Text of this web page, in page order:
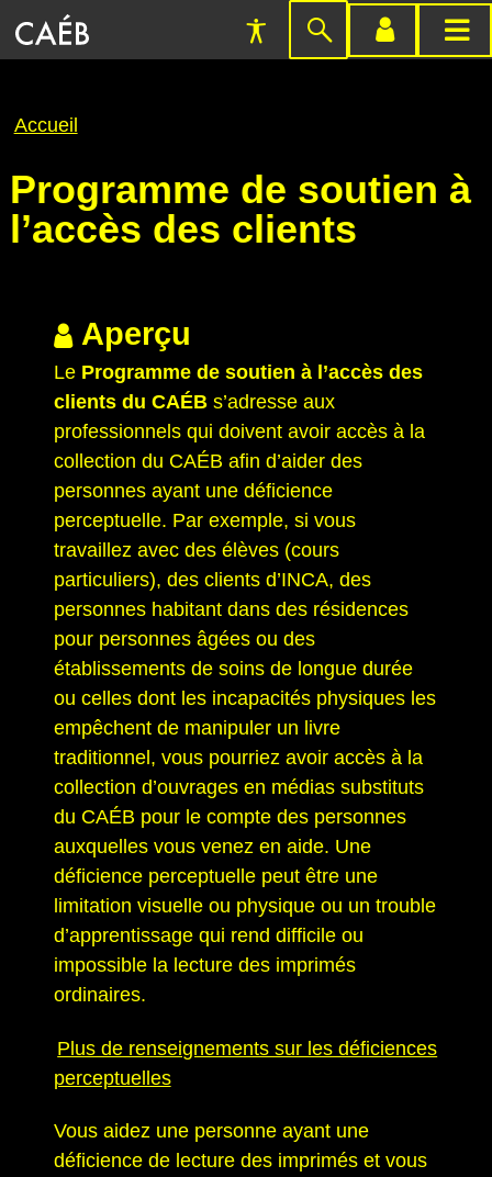
Préférences
d'accessibilité
Passer
menu
menu
Fil
Accueil
Programme de soutien à
l’accès des clients
Aperçu
LeProgramme de soutien à l’accès des
clients du CAÉB s’adresse aux
professionnels qui doivent avoir accès à la
collection du CAÉB afin d’aider des
personnes ayant une déficience
perceptuelle. Par exemple, si vous
travaillez avec des élèves (cours
particuliers), des clients d’INCA, des
personnes habitant dans des résidences
pour personnes âgées ou des
établissements de soins de longue durée
ou celles dont les incapacités physiques les
empêchent de manipuler un livre
traditionnel, vous pourriez avoir accès à la
collection d’ouvrages en médias substituts
du CAÉB pour le compte des personnes
auxquelles vous venez en aide. Une
déficience perceptuelle peut être une
limitation visuelle ou physique ou un trouble
d’apprentissage qui rend difficile ou
impossible la lecture des imprimés
ordinaires.
Plus de renseignements sur les déficiences
perceptuelles
Vous aidez une personne ayant une
déficience de lecture des imprimés et vous